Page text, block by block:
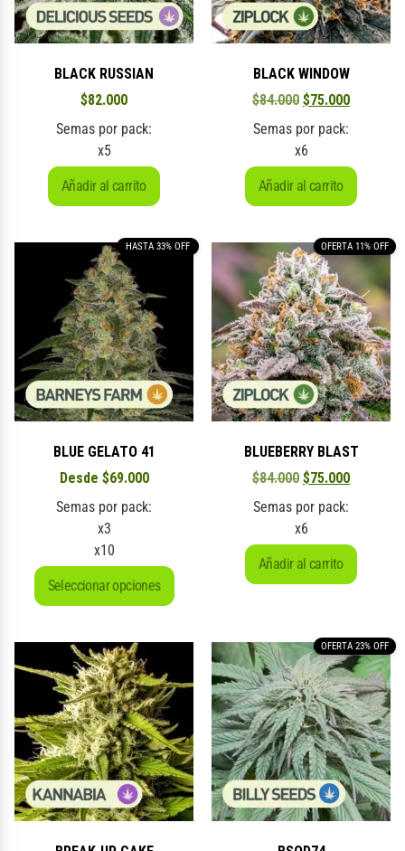
BLACK RUSSIAN
$82.000
Semas por pack:
x5
Añadir al carrito
BLACK WINDOW
$84.000 $75.000
Semas por pack:
x6
Añadir al carrito
HASTA 33% OFF
BLUE GELATO 41
Desde $69.000
Semas por pack:
x3
x10
Seleccionar opciones
OFERTA 11% OFF
BLUEBERRY BLAST
$84.000 $75.000
Semas por pack:
x6
Añadir al carrito
OFERTA 23% OFF